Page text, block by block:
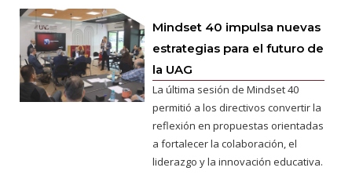
Mindset 40 impulsa nuevas
estrategias para el futuro de
la UAG
La última sesión de Mindset 40
permitió a los directivos convertir la
reflexión en propuestas orientadas
a fortalecer la colaboración, el
liderazgo y la innovación educativa.